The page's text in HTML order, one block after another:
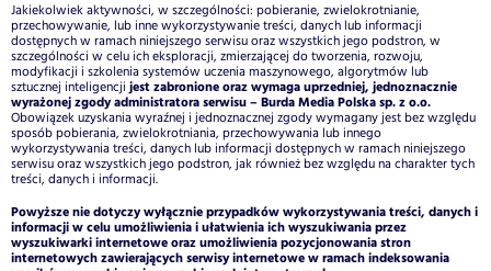
Jakiekolwiek aktywności, w szczególności: pobieranie, zwielokrotnianie,
przechowywanie, lub inne wykorzystywanie treści, danych lub informacji
dostępnych w ramach niniejszego serwisu oraz wszystkich jego podstron, w
szczególności w celu ich eksploracji, zmierzającej do tworzenia, rozwoju,
modyfikacji i szkolenia systemów uczenia maszynowego, algorytmów lub
sztucznej inteligencji jest zabronione oraz wymaga uprzedniej, jednoznacznie
wyrażonej zgody administratora serwisu – Burda Media Polska sp. z o.o.
Obowiązek uzyskania wyraźnej i jednoznacznej zgody wymagany jest bez względu
sposób pobierania, zwielokrotniania, przechowywania lub innego
wykorzystywania treści, danych lub informacji dostępnych w ramach niniejszego
serwisu oraz wszystkich jego podstron, jak również bez względu na charakter tych
treści, danych i informacji.
Powyższe nie dotyczy wyłącznie przypadków wykorzystywania treści, danych i
informacji w celu umożliwienia i ułatwienia ich wyszukiwania przez
wyszukiwarki internetowe oraz umożliwienia pozycjonowania stron
internetowych zawierających serwisy internetowe w ramach indeksowania